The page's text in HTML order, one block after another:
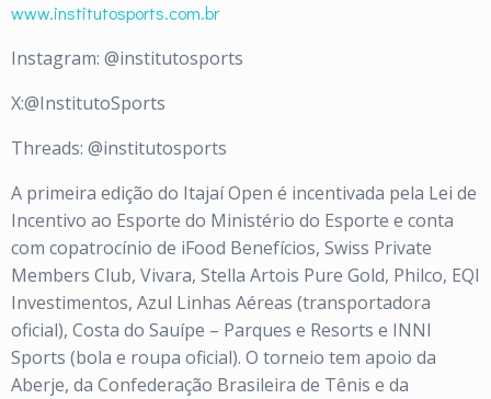
www.institutosports.com.br
Instagram: @institutosports
X:@InstitutoSports
Threads: @institutosports
A primeira edição do Itajaí Open é incentivada pela Lei de
Incentivo ao Esporte do Ministério do Esporte e conta
com copatrocínio de iFood Benefícios, Swiss Private
Members Club, Vivara, Stella Artois Pure Gold, Philco, EQI
Investimentos, Azul Linhas Aéreas (transportadora
oficial), Costa do Sauípe – Parques e Resorts e INNI
Sports (bola e roupa oficial). O torneio tem apoio da
Aberje, da Confederação Brasileira de Tênis e da